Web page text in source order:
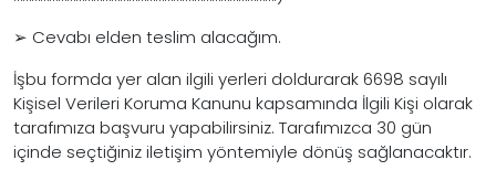
➢ Cevabı elden teslim alacağım.
İşbu formda yer alan ilgili yerleri doldurarak 6698 sayılı
Kişisel Verileri Koruma Kanunu kapsamında İlgili Kişi olarak
tarafımıza başvuru yapabilirsiniz. Tarafımızca 30 gün
içinde seçtiğiniz iletişim yöntemiyle dönüş sağlanacaktır.